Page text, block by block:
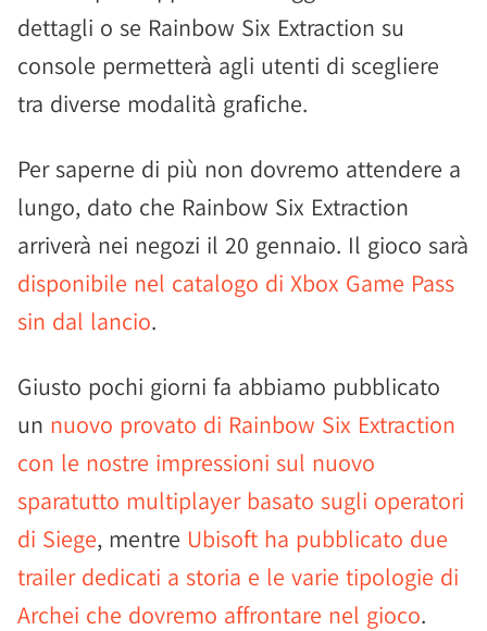
dettagli o se Rainbow Six Extraction su
console permetterà agli utenti di scegliere
tra diverse modalità grafiche.
Per saperne di più non dovremo attendere a
lungo, dato che Rainbow Six Extraction
arriverà nei negozi il 20 gennaio. Il gioco sarà
disponibile nel catalogo di Xbox Game Pass
sin dal lancio.
Giusto pochi giorni fa abbiamo pubblicato
un nuovo provato di Rainbow Six Extraction
con le nostre impressioni sul nuovo
sparatutto multiplayer basato sugli operatori
di Siege, mentre Ubisoft ha pubblicato due
trailer dedicati a storia e le varie tipologie di
Archei che dovremo affrontare nel gioco.